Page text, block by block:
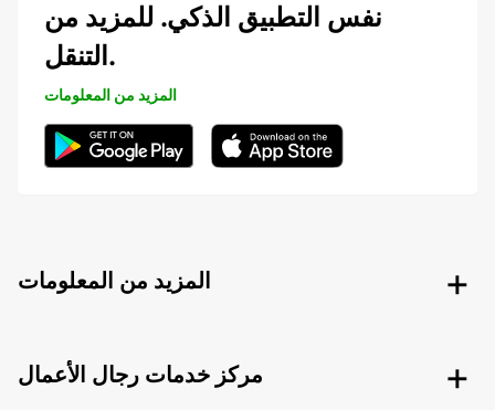
نفس التطبيق الذكي. للمزيد من
التنقل.
المزيد من المعلومات
المزيد من المعلومات
مركز خدمات رجال الأعمال